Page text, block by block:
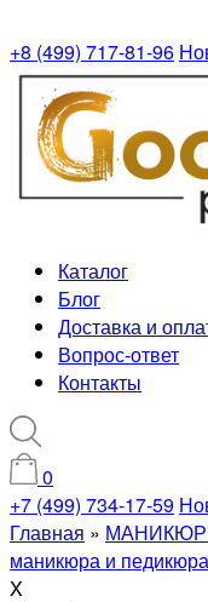
+8 (499) 717-81-96
Каталог
Блог
Доставка и
Вопрос-ответ
Контакты
0
+7 (499) 734-17-59
Главная »
маникюра и педикюра
X